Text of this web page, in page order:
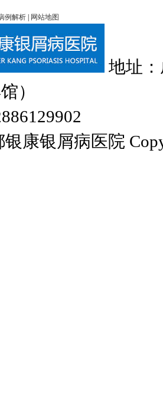
例解析 网站地图
地址
）
康银屑病医院